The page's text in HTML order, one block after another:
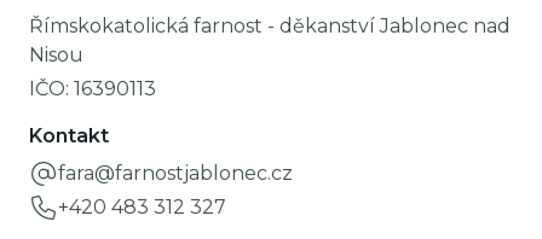
Římskokatolická farnost - děkanství Jablonec nad
Nisou
IČO: 16390113
Kontakt
fara@farnostjablonec.cz
+420 483 312 327